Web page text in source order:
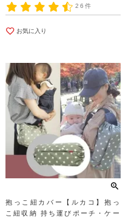
26件
お気に入り
抱っこ紐カバー【ルカコ】抱っ
こ紐収納 持ち運びポーチ・ケー